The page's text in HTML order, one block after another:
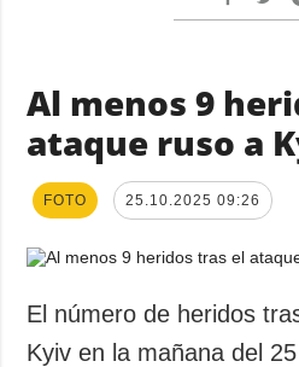
Al menos 9
ataque ruso a
FOTO 25.10.2025 09:26
El número de heridos
Kyiv en la mañana del